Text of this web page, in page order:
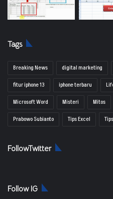
Tags
Breaking News digital marketing
fitur iphone 13
iphone terbaru
Microsoft Word
Misteri Mitos
Prabowo Subianto
Tips Excel
FollowTwitter
Follow IG